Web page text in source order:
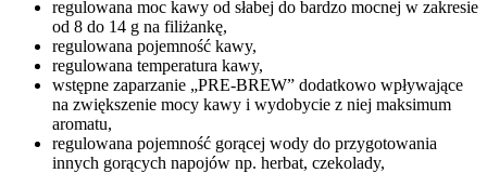
regulowana moc kawy od słabej do bardzo mocnej w zakresie
od 8 do 14 g na filiżankę,
regulowana pojemność kawy,
regulowana temperatura kawy,
wstępne zaparzanie „PRE-BREW” dodatkowo wpływające
na zwiększenie mocy kawy i wydobycie z niej maksimum
aromatu,
regulowana pojemność gorącej wody do przygotowania
innych gorących napojów np. herbat, czekolady,